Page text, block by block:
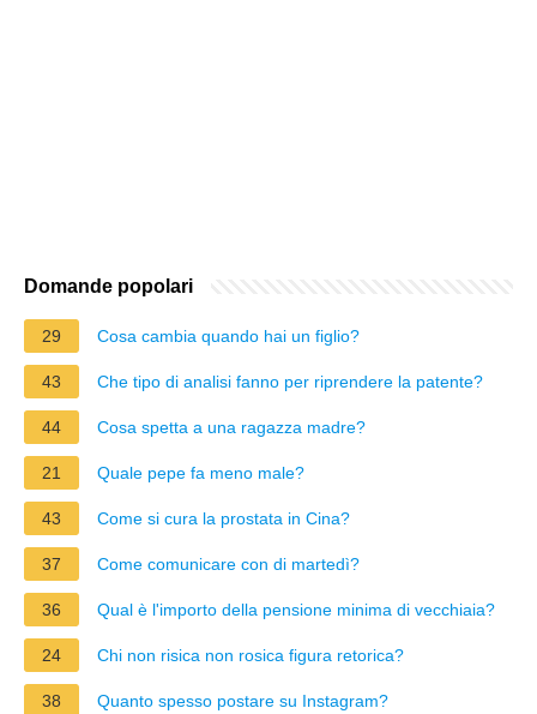
Domande popolari
29 Cosa cambia quando hai un figlio?
43 Che tipo di analisi fanno per riprendere la patente?
44 Cosa spetta a una ragazza madre?
21 Quale pepe fa meno male?
43 Come si cura la prostata in Cina?
37 Come comunicare con di martedì?
36 Qual è l'importo della pensione minima di vecchiaia?
24 Chi non risica non rosica figura retorica?
38 Quanto spesso postare su Instagram?